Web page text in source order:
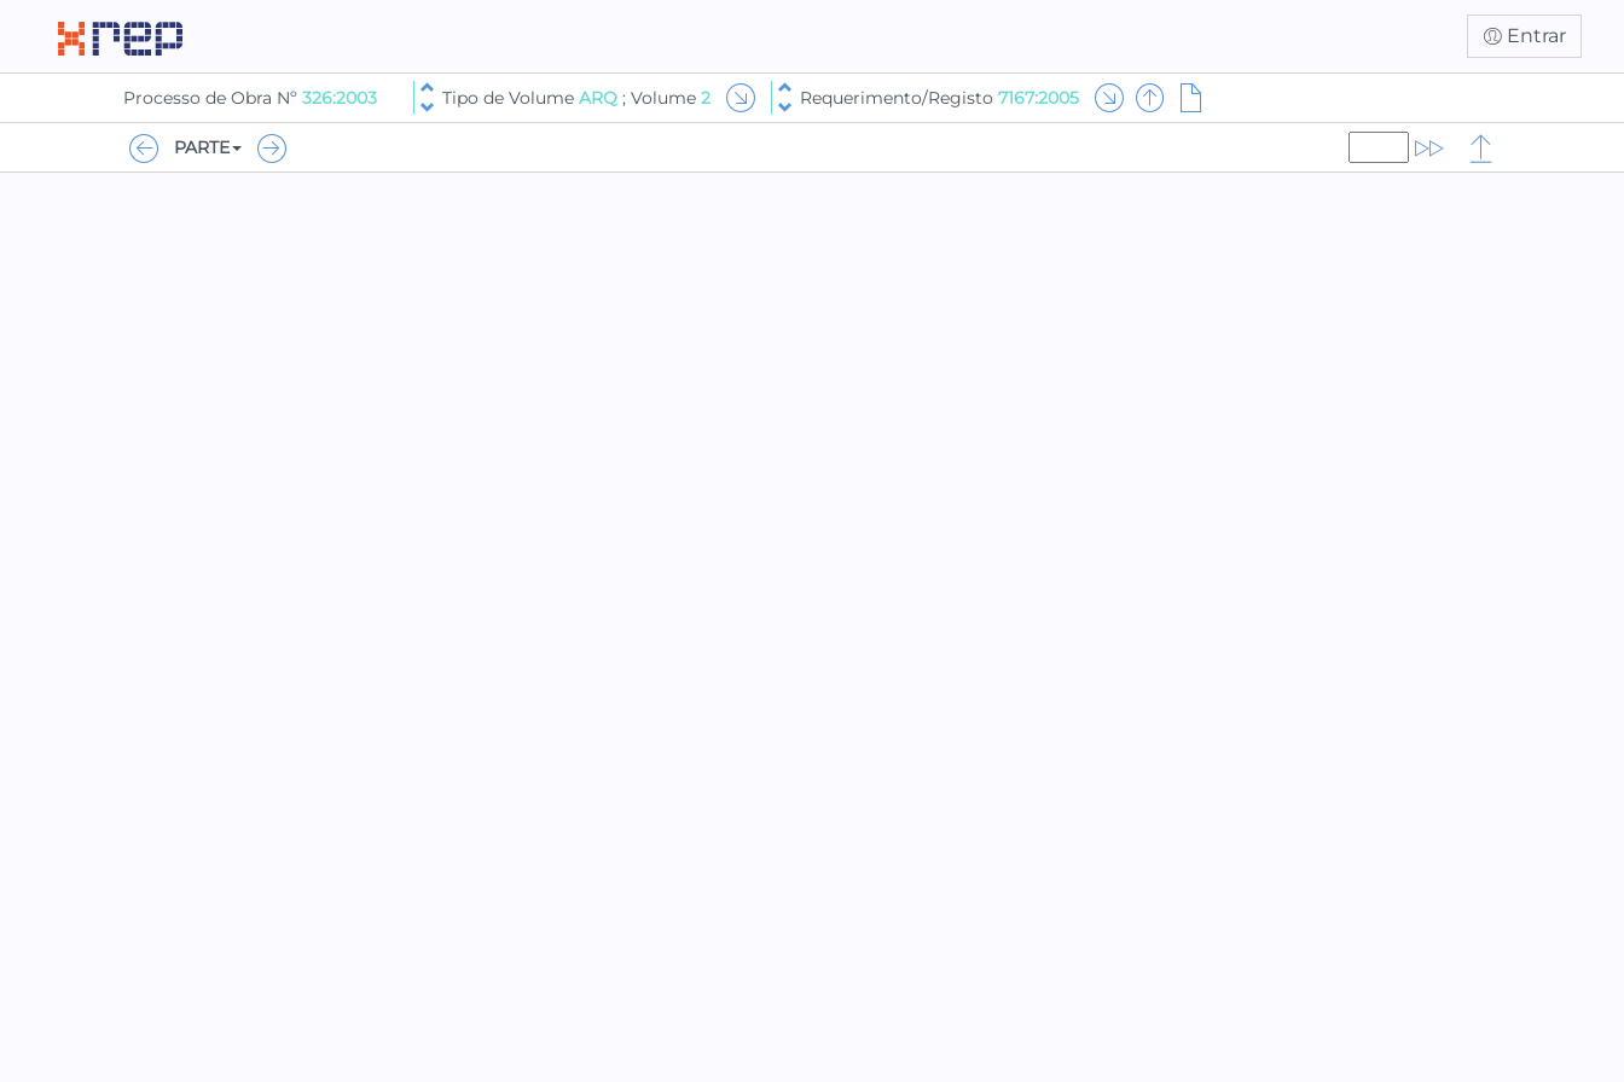
Entrar
Processo de Obra Nº 326:2003 Tipo de Volume ARQ ; Volume 2 Requerimento/Registo 7167:2005
PARTE